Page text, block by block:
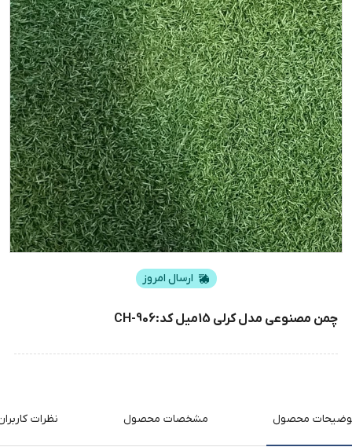
ارسال امروز
چمن مصنوعی مدل کرلی 15میل کد:CH-906
محصول مشخصات محصول نظرات